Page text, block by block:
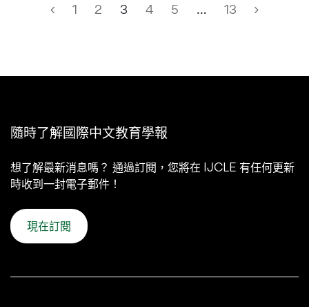
1 2 3 4 5 … 13
隨時了解國際中文教育學報
想了解最新消息嗎？ 通過訂閱，您將在 IJCLE 有任何更新
時收到一封電子郵件！
現在訂閱